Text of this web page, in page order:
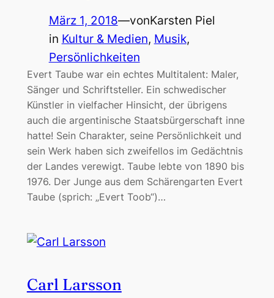
März 1, 2018—vonKarsten Piel
in Kultur & Medien, Musik
Persönlichkeiten
Evert Taube war ein echtes Multitalent: Maler,
Sänger und Schriftsteller. Ein schwedischer
Künstler in vielfacher Hinsicht, der übrigens
auch die argentinische Staatsbürgerschaft inne
hatte! Sein Charakter, seine Persönlichkeit und
sein Werk haben sich zweifellos im Gedächtnis
der Landes verewigt. Taube lebte von 1890 bis
1976. Der Junge aus dem Schärengarten Evert
Taube (sprich: „Evert Toob“)…
Carl Larsson